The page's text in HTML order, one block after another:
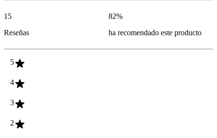
15
Reseñas
82%
ha recomendado este producto
5
4
3
2